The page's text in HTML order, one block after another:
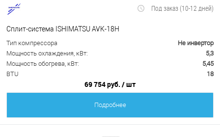
Под заказ (10-12 дней)
Сплит-система ISHIMATSU AVK-18H
Тип компрессора
Не инвертор
Мощность охлаждения, кВт:
5,3
Мощность обогрева, кВт:
5,45
BTU
18
69 754 руб. / шт
Подробнее